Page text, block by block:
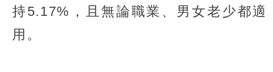
持5.17%，且無論職業、男女老少都適
用。